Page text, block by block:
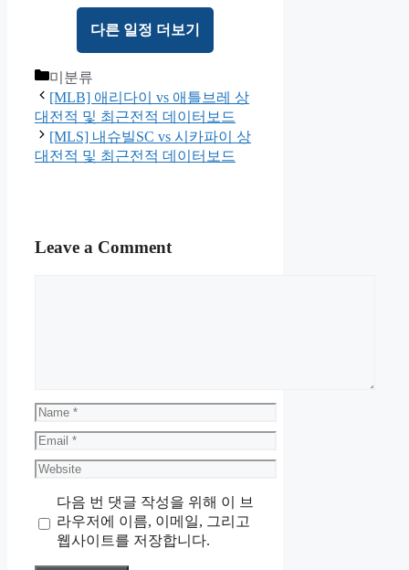
다른 일정 더보기
Categories
미분류
[MLB] 애리다이 vs 애틀브레 상
대전적 및 최근전적 데이터보드
[MLS] 내슈빌SC vs 시카파이 상
대전적 및 최근전적 데이터보드
Leave a Comment
Name
Email
Website
다음 번 댓글 작성을 위해 이 브
라우저에 이름, 이메일, 그리고
웹사이트를 저장합니다.